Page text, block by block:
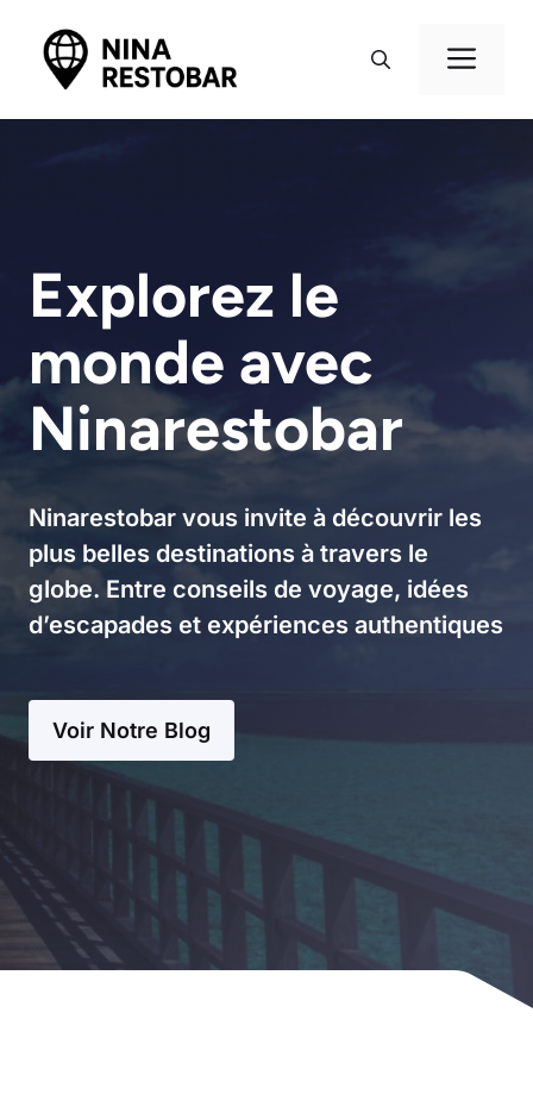
contenu
Explorez le
monde avec
Ninarestobar
Ninarestobar vous invite à découvrir les
plus belles destinations à travers le
globe. Entre conseils de voyage, idées
d’escapades et expériences authentiques
Voir Notre Blog